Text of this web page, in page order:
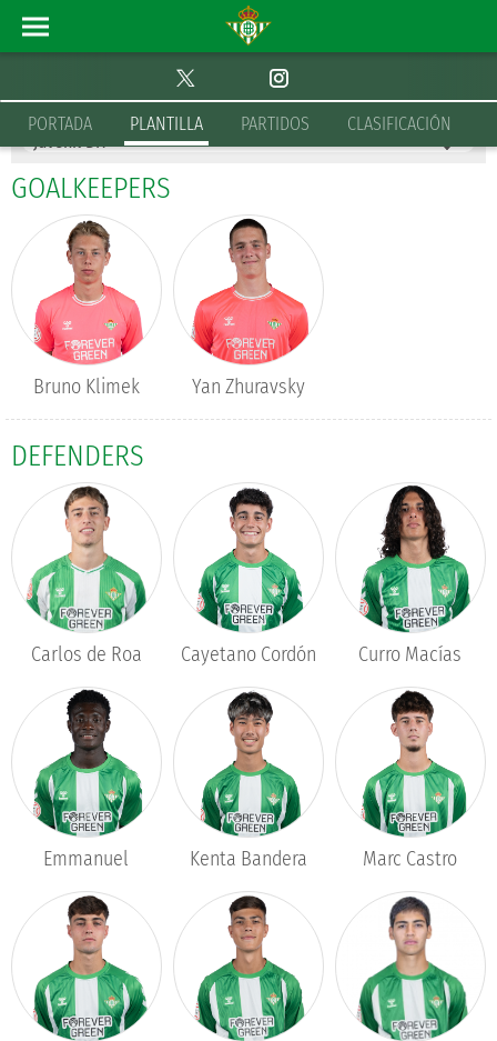
PORTADA PLANTILLA PARTIDOS CLASIFICACIÓN
JUVENIL DH
GOALKEEPERS
Bruno Klimek Yan Zhuravsky
DEFENDERS
Carlos de Roa Cayetano Cordón Curro Macías
Emmanuel Kenta Bandera Marc Castro